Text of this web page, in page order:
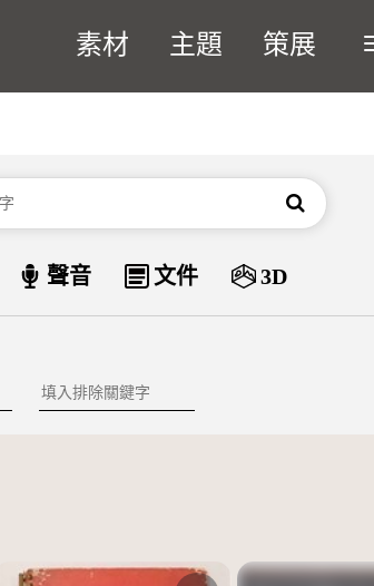
素材 主題 策展
搜尋
資料類型
聲音 文件 3D
排除關鍵字